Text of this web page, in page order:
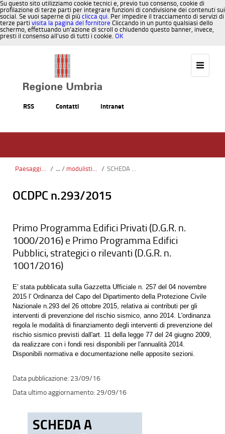
Su questo sito utilizziamo cookie tecnici e, previo tuo consenso, cookie di
profilazione di terze parti per integrare funzioni di condivisione dei contenuti sui
social. Se vuoi saperne di più clicca qui. Per impedire il tracciamento di servizi di
terze parti visita la pagina del fornitore Cliccando in un punto qualsiasi dello
schermo, effettuando un’azione di scroll o chiudendo questo banner, invece,
presti il consenso all’uso di tutti i cookie. OK
RSS Contatti Intranet
Paesaggio, Territorio, Urbanistica / modulisticageologico / SCHEDA A pozzi.pdf
OCDPC n.293/2015
Primo Programma Edifici Privati (D.G.R. n.
1000/2016) e Primo Programma Edifici
Pubblici, strategici o rilevanti (D.G.R. n.
1001/2016)
E' stata pubblicata sulla Gazzetta Ufficiale n. 257 del 04 novembre
2015 l' Ordinanza del Capo del Dipartimento della Protezione Civile
Nazionale n.293 del 26 ottobre 2015, relativa ai contributi per gli
interventi di prevenzione del rischio sismico, anno 2014. L'ordinanza
regola le modalità di finanziamento degli interventi di prevenzione del
rischio sismico previsti dall'art. 11 della legge 77 del 24 giugno 2009,
da realizzare con i fondi resi disponibili per l'annualità 2014.
Disponibili normativa e documentazione nelle apposite sezioni.
23/09/16
29/09/16
SCHEDA A